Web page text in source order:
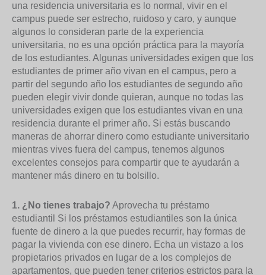
una residencia universitaria es lo normal, vivir en el
campus puede ser estrecho, ruidoso y caro, y aunque
algunos lo consideran parte de la experiencia
universitaria, no es una opción práctica para la mayoría
de los estudiantes. Algunas universidades exigen que los
estudiantes de primer año vivan en el campus, pero a
partir del segundo año los estudiantes de segundo año
pueden elegir vivir donde quieran, aunque no todas las
universidades exigen que los estudiantes vivan en una
residencia durante el primer año. Si estás buscando
maneras de ahorrar dinero como estudiante universitario
mientras vives fuera del campus, tenemos algunos
excelentes consejos para compartir que te ayudarán a
mantener más dinero en tu bolsillo.
1. ¿No tienes trabajo? Aprovecha tu préstamo
estudiantil Si los préstamos estudiantiles son la única
fuente de dinero a la que puedes recurrir, hay formas de
pagar la vivienda con ese dinero. Echa un vistazo a los
propietarios privados en lugar de a los complejos de
apartamentos, que pueden tener criterios estrictos para la